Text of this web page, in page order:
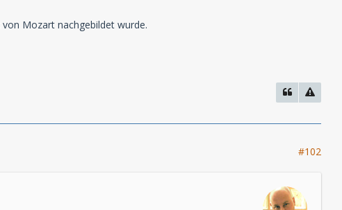
von Mozart nachgebildet wurde.
#102